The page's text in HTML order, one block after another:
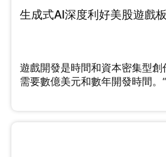
生成式AI深度利好美股遊戲
遊戲開發是時間和資本密集型創
需要數億美元和數年開發時間。